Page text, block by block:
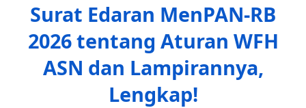
Surat Edaran MenPAN-RB
2026 tentang Aturan WFH
ASN dan Lampirannya,
Lengkap!